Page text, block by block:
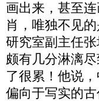
画出来，甚至
肖，唯独不见
研究室副主任
颇有几分淋漓
了很累！他说
偏向于写实的